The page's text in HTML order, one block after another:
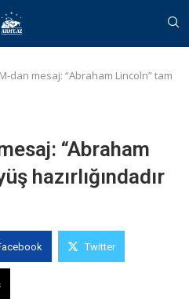
dan mesaj: “Abraham Lincoln” tam
“Abraham
hazırlığındadır
Twitter